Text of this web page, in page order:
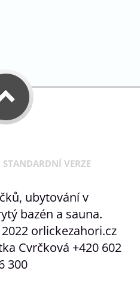
STANDARDNÍ VERZE
ubytování v
bazén a sauna.
orlickezahori.cz
Cvrčková +420 602
300